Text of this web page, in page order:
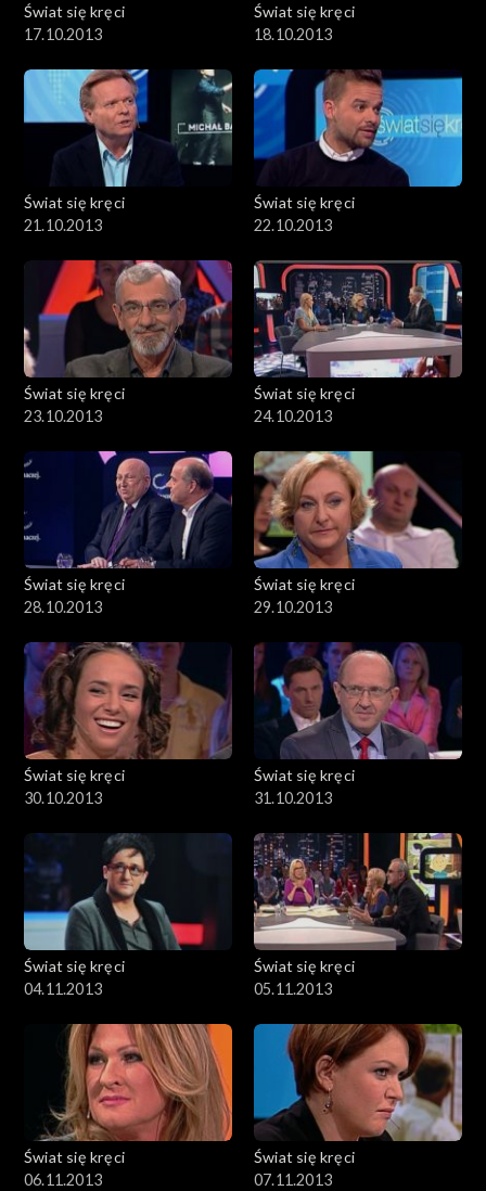
Świat się kręci
17.10.2013
Świat się kręci
18.10.2013
Świat się kręci
21.10.2013
Świat się kręci
22.10.2013
Świat się kręci
23.10.2013
Świat się kręci
24.10.2013
Świat się kręci
28.10.2013
Świat się kręci
29.10.2013
Świat się kręci
30.10.2013
Świat się kręci
31.10.2013
Świat się kręci
04.11.2013
Świat się kręci
05.11.2013
Świat się kręci
06.11.2013
Świat się kręci
07.11.2013